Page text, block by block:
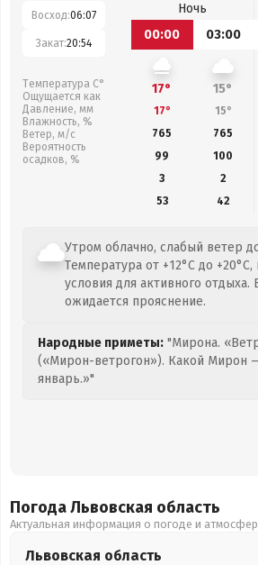
Восход:06:07
Закат:20:54
Температура С°
Ощущается как
Давление, мм
Влажность, %
Ветер, м/с
Вероятность
осадков, %
Ночь
00:00
03:00
17° 15°
17° 15°
765
765
99
100
3
2
53
42
Утром облачно, слабый ветер
Температура от +12°C до
условия для активного отдыха.
ожидается прояснение.
Народные приметы: "Мирона.
(«Мирон-ветрогон»). Какой Мирон
январь.»"
Погода Львовская область
Актуальная информация о погоде и
Львовская область